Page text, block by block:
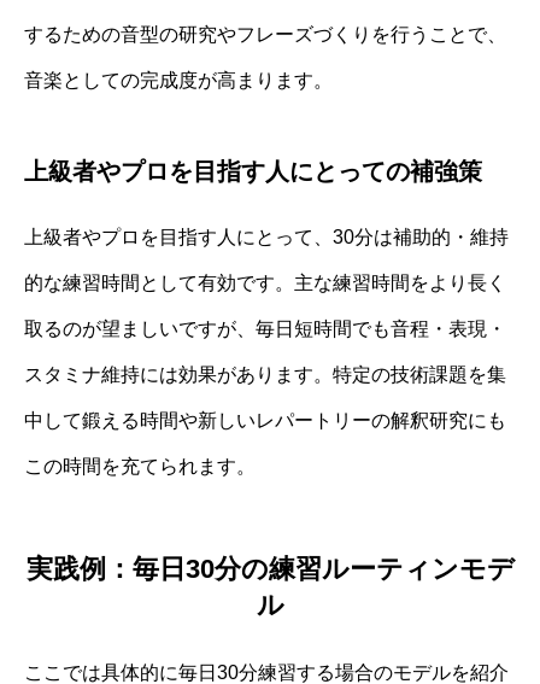
するための音型の研究やフレーズづくりを行うことで、
音楽としての完成度が高まります。
上級者やプロを目指す人にとっての補強策
上級者やプロを目指す人にとって、30分は補助的・維持
的な練習時間として有効です。主な練習時間をより長く
取るのが望ましいですが、毎日短時間でも音程・表現・
スタミナ維持には効果があります。特定の技術課題を集
中して鍛える時間や新しいレパートリーの解釈研究にも
この時間を充てられます。
実践例：毎日30分の練習ルーティンモデ
ル
ここでは具体的に毎日30分練習する場合のモデルを紹介